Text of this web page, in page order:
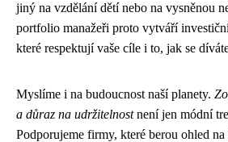
jiný na vzdělání dětí nebo na vysněnou
portfolio manažeři proto vytváří
které respektují vaše cíle i to, jak se
Myslíme i na budoucnost naší planety.
a důraz na udržitelnostnení jen módní
Podporujeme firmy, které berou ohled